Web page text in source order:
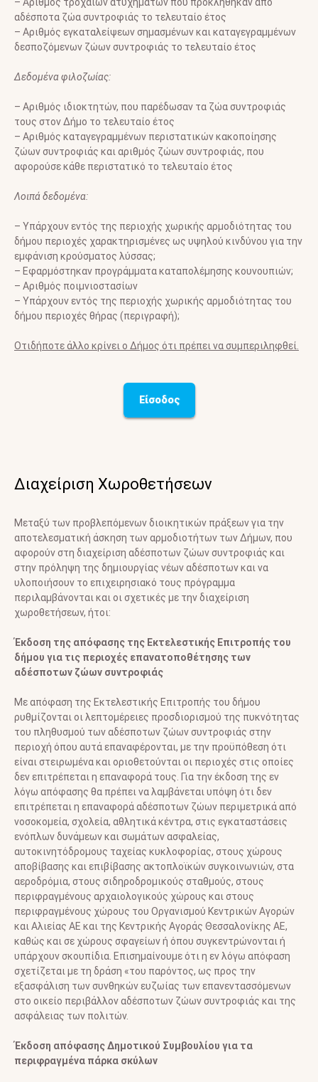
αδέσποτα ζώα συντροφιάς το τελευταίο έτος
– Αριθμός εγκαταλείψεων σημασμένων και καταγεγραμμένων
δεσποζόμενων ζώων συντροφιάς το τελευταίο έτος
Δεδομένα φιλοζωίας:
– Αριθμός ιδιοκτητών, που παρέδωσαν τα ζώα συντροφιάς
τους στον Δήμο το τελευταίο έτος
– Αριθμός καταγεγραμμένων περιστατικών κακοποίησης
ζώων συντροφιάς και αριθμός ζώων συντροφιάς, που
αφορούσε κάθε περιστατικό το τελευταίο έτος
Λοιπά δεδομένα:
– Υπάρχουν εντός της περιοχής χωρικής αρμοδιότητας του
δήμου περιοχές χαρακτηρισμένες ως υψηλού κινδύνου για την
εμφάνιση κρούσματος λύσσας;
– Εφαρμόστηκαν προγράμματα καταπολέμησης κουνουπιών;
– Αριθμός ποιμνιοστασίων
– Υπάρχουν εντός της περιοχής χωρικής αρμοδιότητας του
δήμου περιοχές θήρας (περιγραφή);
Οτιδήποτε άλλο κρίνει ο Δήμος ότι πρέπει να συμπεριληφθεί.
Είσοδος
Διαχείριση Χωροθετήσεων
Μεταξύ των προβλεπόμενων διοικητικών πράξεων για την
αποτελεσματική άσκηση των αρμοδιοτήτων των Δήμων, που
αφορούν στη διαχείριση αδέσποτων ζώων συντροφιάς και
στην πρόληψη της δημιουργίας νέων αδέσποτων και να
υλοποιήσουν το επιχειρησιακό τους πρόγραμμα
περιλαμβάνονται και οι σχετικές με την διαχείριση
χωροθετήσεων, ήτοι:
Έκδοση της απόφασης της Εκτελεστικής Επιτροπής του
δήμου για τις περιοχές επανατοποθέτησης των
αδέσποτων ζώων συντροφιάς
Με απόφαση της Εκτελεστικής Επιτροπής του δήμου
ρυθμίζονται οι λεπτομέρειες προσδιορισμού της πυκνότητας
του πληθυσμού των αδέσποτων ζώων συντροφιάς στην
περιοχή όπου αυτά επαναφέρονται, με την προϋπόθεση ότι
είναι στειρωμένα και οριοθετούνται οι περιοχές στις οποίες
δεν επιτρέπεται η επαναφορά τους. Για την έκδοση της εν
λόγω απόφασης θα πρέπει να λαμβάνεται υπόψη ότι δεν
επιτρέπεται η επαναφορά αδέσποτων ζώων περιμετρικά από
νοσοκομεία, σχολεία, αθλητικά κέντρα, στις εγκαταστάσεις
ενόπλων δυνάμεων και σωμάτων ασφαλείας,
αυτοκινητόδρομους ταχείας κυκλοφορίας, στους χώρους
αποβίβασης και επιβίβασης ακτοπλοϊκών συγκοινωνιών, στα
αεροδρόμια, στους σιδηροδρομικούς σταθμούς, στους
περιφραγμένους αρχαιολογικούς χώρους και στους
περιφραγμένους χώρους του Οργανισμού Κεντρικών Αγορών
και Αλιείας ΑΕ και της Κεντρικής Αγοράς Θεσσαλονίκης ΑΕ,
καθώς και σε χώρους σφαγείων ή όπου συγκεντρώνονται ή
υπάρχουν σκουπίδια. Επισημαίνουμε ότι η εν λόγω απόφαση
σχετίζεται με τη δράση «του παρόντος, ως προς την
εξασφάλιση των συνθηκών ευζωίας των επανεντασσόμενων
στο οικείο περιβάλλον αδέσποτων ζώων συντροφιάς και της
ασφάλειας των πολιτών.
Έκδοση απόφασης Δημοτικού Συμβουλίου για τα
περιφραγμένα πάρκα σκύλων